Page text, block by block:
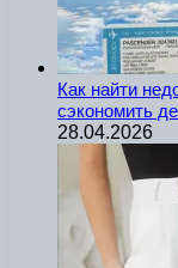
Как найти
сэкономить
28.04.2026